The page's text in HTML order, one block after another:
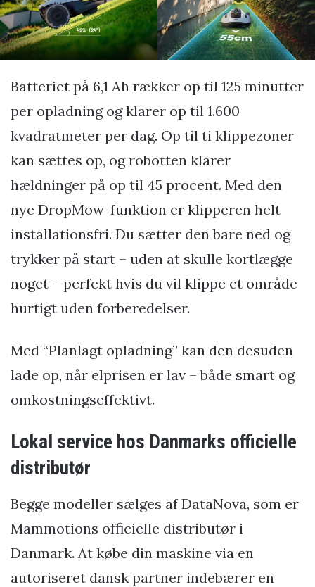
Batteriet på 6,1 Ah rækker op til 125 minutter
per opladning og klarer op til 1.600
kvadratmeter per dag. Op til ti klippezoner
kan sættes op, og robotten klarer
hældninger på op til 45 procent. Med den
nye DropMow-funktion er klipperen helt
installationsfri. Du sætter den bare ned og
trykker på start – uden at skulle kortlægge
noget – perfekt hvis du vil klippe et område
hurtigt uden forberedelser.
Med “Planlagt opladning” kan den desuden
lade op, når elprisen er lav – både smart og
omkostningseffektivt.
Lokal service hos Danmarks officielle
distributør
Begge modeller sælges af DataNova, som er
Mammotions officielle distributør i
Danmark. At købe din maskine via en
autoriseret dansk partner indebærer en